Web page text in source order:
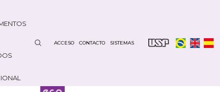
contenido
ACCESO CONTACTO SISTEMAS